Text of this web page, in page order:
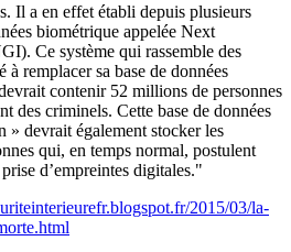
Il a en effet établi depuis plusieurs
biométrique appelée Next
Ce système qui rassemble des
à remplacer sa base de données
contenir 52 millions de personnes
des criminels. Cette base de données
» devrait également stocker les
qui, en temps normal, postulent
d’empreintes digitales."
2015/03/la-